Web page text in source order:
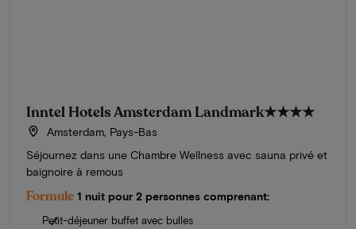
Inntel Hotels Amsterdam Landmark★★★★
Amsterdam, Pays-Bas
Séjournez dans une Chambre Wellness avec sauna privé et
baignoire à remous
Formule 1 nuit pour 2 personnes comprenant:
Petit-déjeuner buffet avec bulles